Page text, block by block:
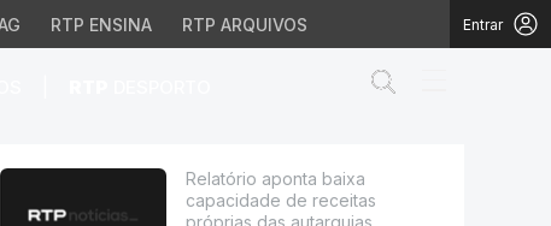
RTP ENSINA RTP ARQUIVOS Entrar
próprias das
Relatório aponta baixa
capacidade de receitas
próprias das autarquias